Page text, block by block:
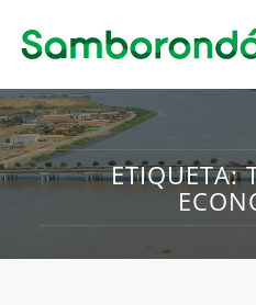
ETIQUETA: